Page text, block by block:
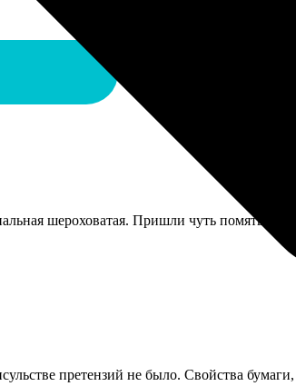
шероховатая. Пришли чуть помятые
претензий не было. Свойства бумаги,